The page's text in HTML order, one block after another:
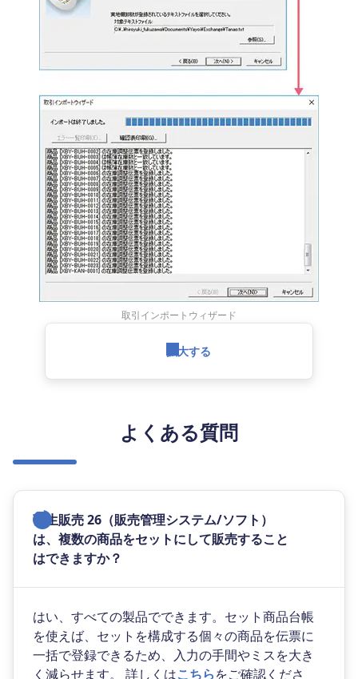
取引インポートウィザード
拡大する
よくある質問
弥生販売 26（販売管理システム/ソフト）
は、複数の商品をセットにして販売すること
はできますか？
はい、すべての製品でできます。セット商品台帳
を使えば、セットを構成する個々の商品を伝票に
一括で登録できるため、入力の手間やミスを大き
く減らせます。 詳しくはこちらをご確認くださ